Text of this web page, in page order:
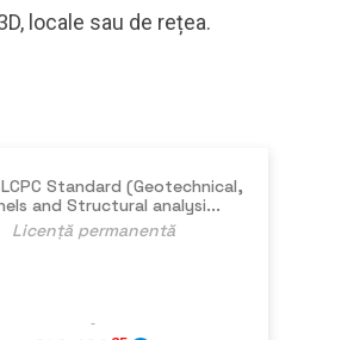
locale sau de rețea.
LCPC Standard (Geotechnical,
and Structural analysi...
Licență permanentă